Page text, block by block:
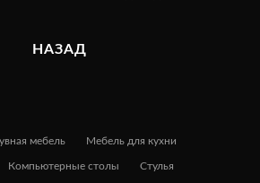
НАЗАД
мебель Мебель для кухни
Компьютерные столы Стулья